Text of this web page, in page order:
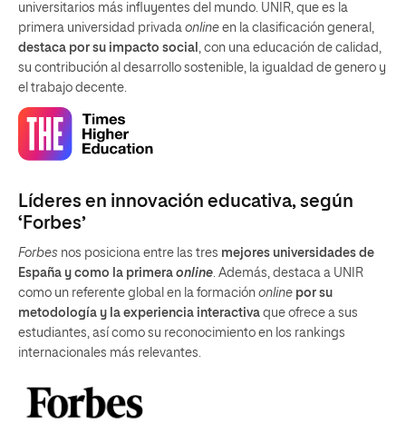
universitarios más influyentes del mundo. UNIR, que es la
primera universidad privada online en la clasificación general,
destaca por su impacto social
, con una educación de calidad,
su contribución al desarrollo sostenible, la igualdad de genero y
el trabajo decente.
Líderes en innovación educativa, según
‘Forbes’
Forbes nos posiciona entre las tres mejores universidades de
España y como la primera online. Además, destaca a UNIR
como un referente global en la formación online por su
metodología y la experiencia interactiva que ofrece a sus
estudiantes, así como su reconocimiento en los rankings
internacionales más relevantes.